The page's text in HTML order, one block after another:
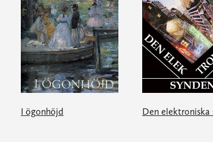
I ögonhöjd